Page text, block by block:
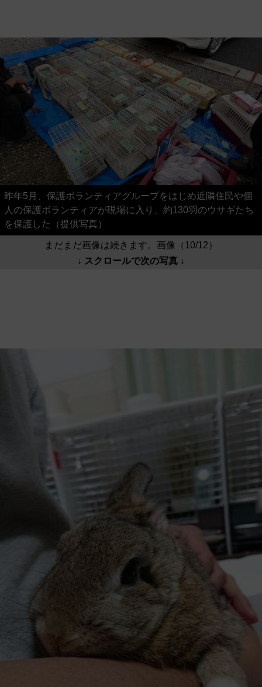
昨年5月、保護ボランティアグループをはじめ近隣住民や個
人の保護ボランティアが現場に入り、約130羽のウサギたち
を保護した（提供写真）
まだまだ画像は続きます。画像（10/12）
↓ スクロールで次の写真 ↓